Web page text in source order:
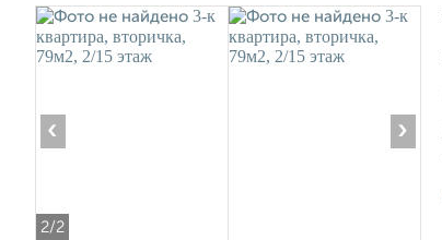
2/2
‹ ›